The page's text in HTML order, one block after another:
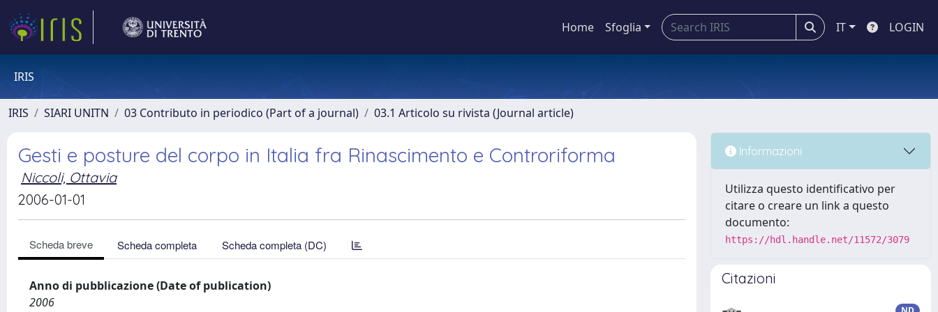
Home Sfoglia IT LOGIN
IRIS
IRIS SIARI UNITN 03 Contributo in periodico (Part of a journal) 03.1 Articolo su rivista (Journal article)
Gesti e posture del corpo in Italia fra Rinascimento e Controriforma
Niccoli, Ottavia
2006-01-01
Scheda breve Scheda completa Scheda completa (DC)
Anno di pubblicazione (Date of publication)
2006
Informazioni
Utilizza questo identificativo per
citare o creare un link a questo
documento:
https://hdl.handle.net/11572/3079
Citazioni